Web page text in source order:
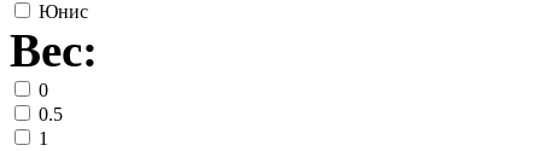
Юнис
Вес:
0
0.5
1